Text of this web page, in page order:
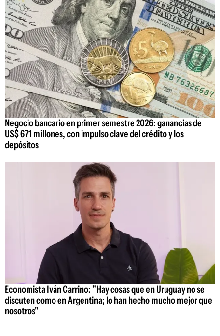
Negocio bancario en primer semestre 2026: ganancias de
US$ 671 millones, con impulso clave del crédito y los
depósitos
Economista Iván Carrino: "Hay cosas que en Uruguay no se
discuten como en Argentina; lo han hecho mucho mejor que
nosotros"